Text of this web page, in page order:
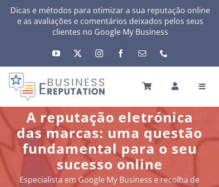
SkipDicas e métodos para otimizar a sua reputação online
e as avaliações e comentários deixados pelos seus
clientes no Google My Business
INÍCIO
A SUA REPUTAÇÃO
A SUA ATIVIDADE
MEUS SERVIÇOS
OUTRAS SOLUÇÕES
A reputação eletrónica
das marcas: uma questão
fundamental para o seu
sucesso online
Especialista em Google My Business e recolha de